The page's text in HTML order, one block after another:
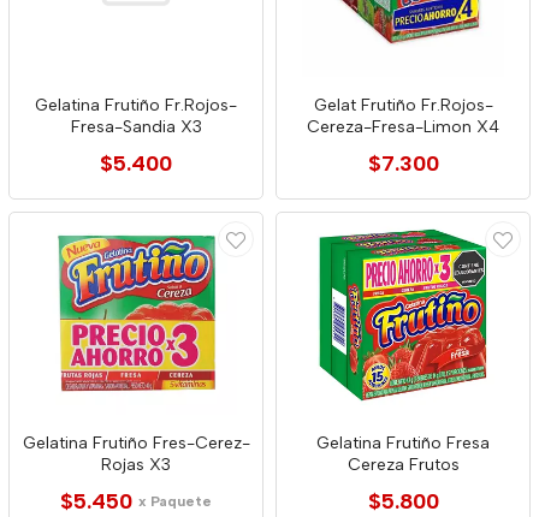
Gelatina Frutiño Fr.Rojos-
Fresa-Sandia X3
$5.400
Gelat Frutiño Fr.Rojos-
Cereza-Fresa-Limon X4
$7.300
Gelatina Frutiño Fres-Cerez-
Rojas X3
$5.450 x Paquete
Gelatina Frutiño Fresa
Cereza Frutos
$5.800